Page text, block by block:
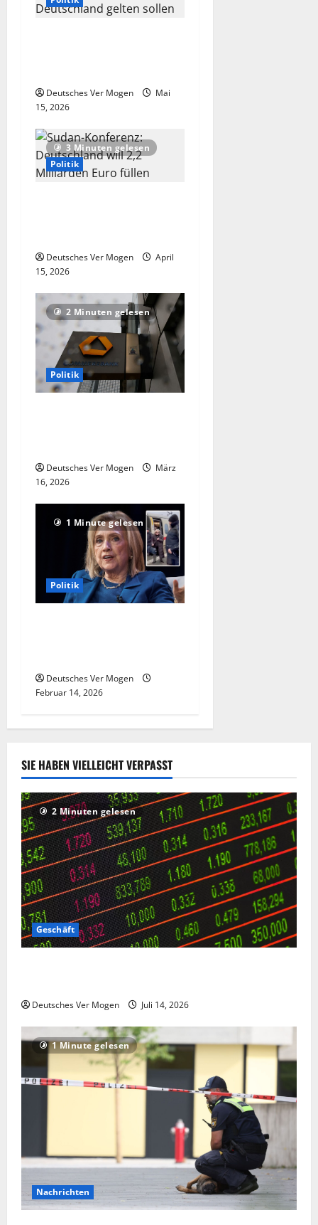
Deutsches Ver Mogen
Mai
15, 2026
3 Minuten gelesen
Politik
Deutsches Ver Mogen
April
15, 2026
2 Minuten gelesen
Politik
Deutsches Ver Mogen
März
16, 2026
1 Minute gelesen
Politik
Deutsches Ver Mogen
Februar 14, 2026
SIE HABEN VIELLEICHT VERPASST
2 Minuten gelesen
Geschäft
Deutsches Ver Mogen Juli 14, 2026
1 Minute gelesen
Nachrichten